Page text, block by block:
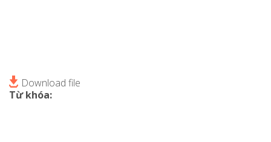
Download file
Từ khóa: